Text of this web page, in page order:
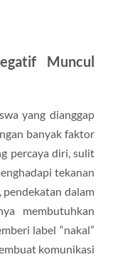
Muncul
yang dianggap
banyak faktor
percaya diri, sulit
tekanan
dalam
membutuhkan
label “nakal”
komunikasi